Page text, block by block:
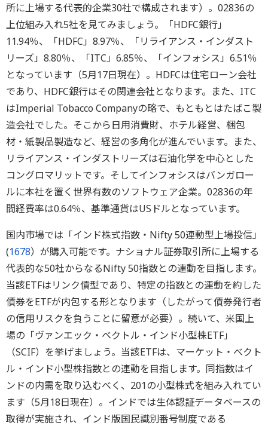
所に上場する代表的企業30社で構成されます）。02836の
上位組み入れ5社を見てみましょう。「HDFC銀行」
11.94％、「HDFC」8.97％、「リライアンス・インダスト
リーズ」8.80％、「ITC」6.85％、「インフォシス」6.51％
となっています（5月17日現在）。HDFCは住宅ローン会社
であり、HDFC銀行はその関連会社となります。また、ITC
はImperial Tobacco Companyの略で、もともとはたばこ製
造会社でした。そこから日用消費財、ホテル経営、梱包
材・紙製品製造など、経営の多角化が進んでいます。また、
リライアンス・インダストリーズは石油化学を中心とした
コングロマリットです。そしてインフォシスはバンガロー
ルに本社を置く世界有数のソフトウェア企業。02836の年
間経費率は0.64％、基準通貨はUSドルとなっています。
国内市場では「インド株式指数・Nifty 50連動型上場投信」
(1678）が購入可能です。ナショナル証券取引所に上場する
代表的な50社からなるNifty 50指数との連動を目指します。
当該ETFはリンク債型であり、特定の指数との連動を約した
債券をETFが内包する形となります（したがって債券発行者
の信用リスクを負うことに留意が必要）。続いて、米国上
場の「ヴァンエック・ベクトル・インド小型株ETF」
（SCIF）を挙げましょう。当該ETFは、マーケット・べクト
ル・インド小型株指数との連動を目指します。同指数はイ
ンドの内需を取り込むべく、201の小型株式を組み入れてい
ます（5月18日現在）。インドでは生体認証データベースの
取得が実施され、インド版国民識別番号制度である